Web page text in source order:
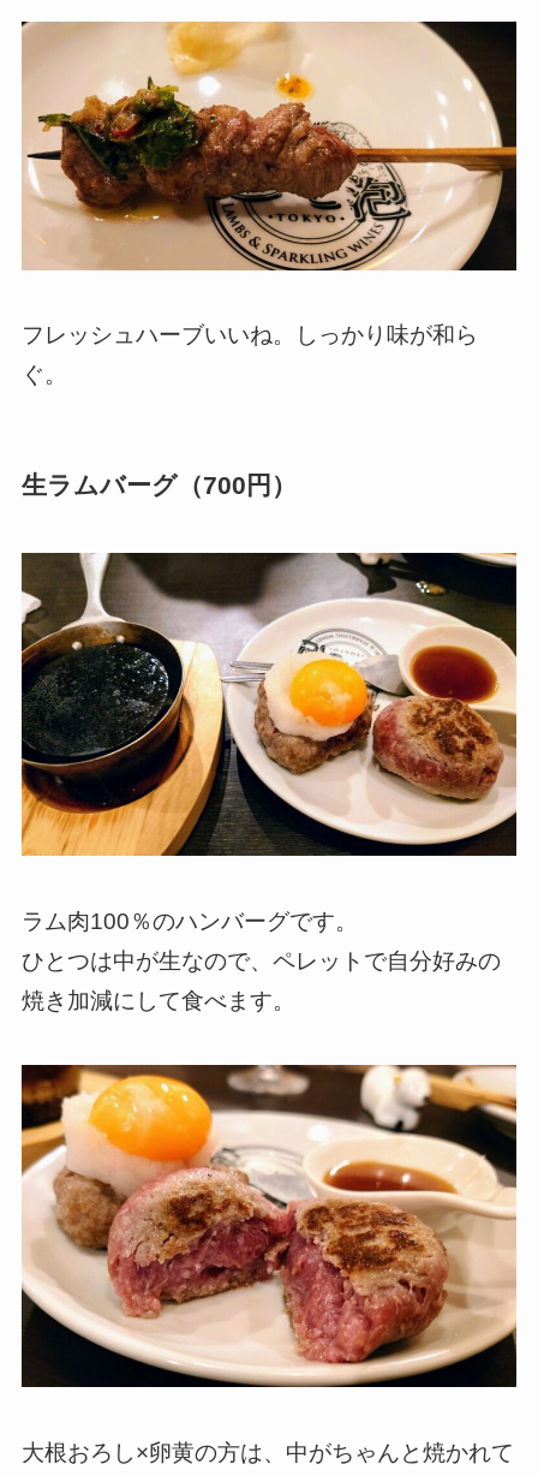
フレッシュハーブいいね。しっかり味が和ら
ぐ。
生ラムバーグ（700円）
ラム肉100％のハンバーグです。
ひとつは中が生なので、ペレットで自分好みの
焼き加減にして食べます。
大根おろし×卵黄の方は、中がちゃんと焼かれて